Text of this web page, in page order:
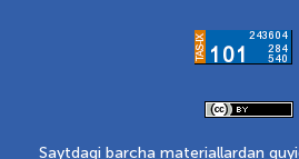
Saytdagi barcha materiallardan